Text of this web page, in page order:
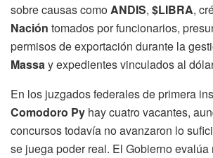
sobre causas comoANDIS, $LIBRA,
Nación tomados por funcionarios,
permisos de exportación durante la
Massay expedientes vinculados al
En los juzgados federales de primera
Comodoro Py hay cuatro vacantes,
concursos todavía no avanzaron lo
se juega poder real. El Gobierno evalúa